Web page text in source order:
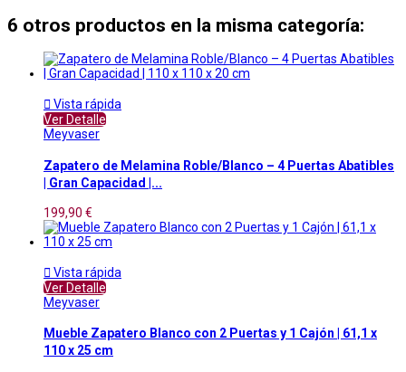
6 otros productos en la misma categoría:
 Vista rápida
Ver Detalle
Meyvaser
Zapatero de Melamina Roble/Blanco – 4 Puertas Abatibles
| Gran Capacidad |...
199,90 €
 Vista rápida
Ver Detalle
Meyvaser
Mueble Zapatero Blanco con 2 Puertas y 1 Cajón | 61,1 x
110 x 25 cm